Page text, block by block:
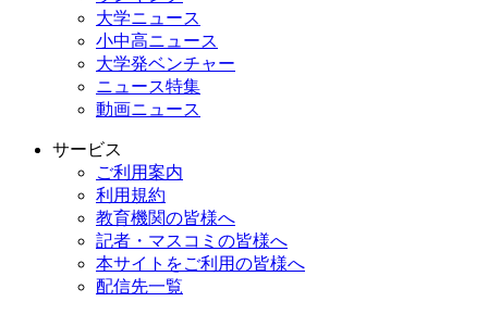
大学ニュース
小中高ニュース
大学発ベンチャー
ニュース特集
動画ニュース
サービス
ご利用案内
利用規約
教育機関の皆様へ
記者・マスコミの皆様へ
本サイトをご利用の皆様へ
配信先一覧